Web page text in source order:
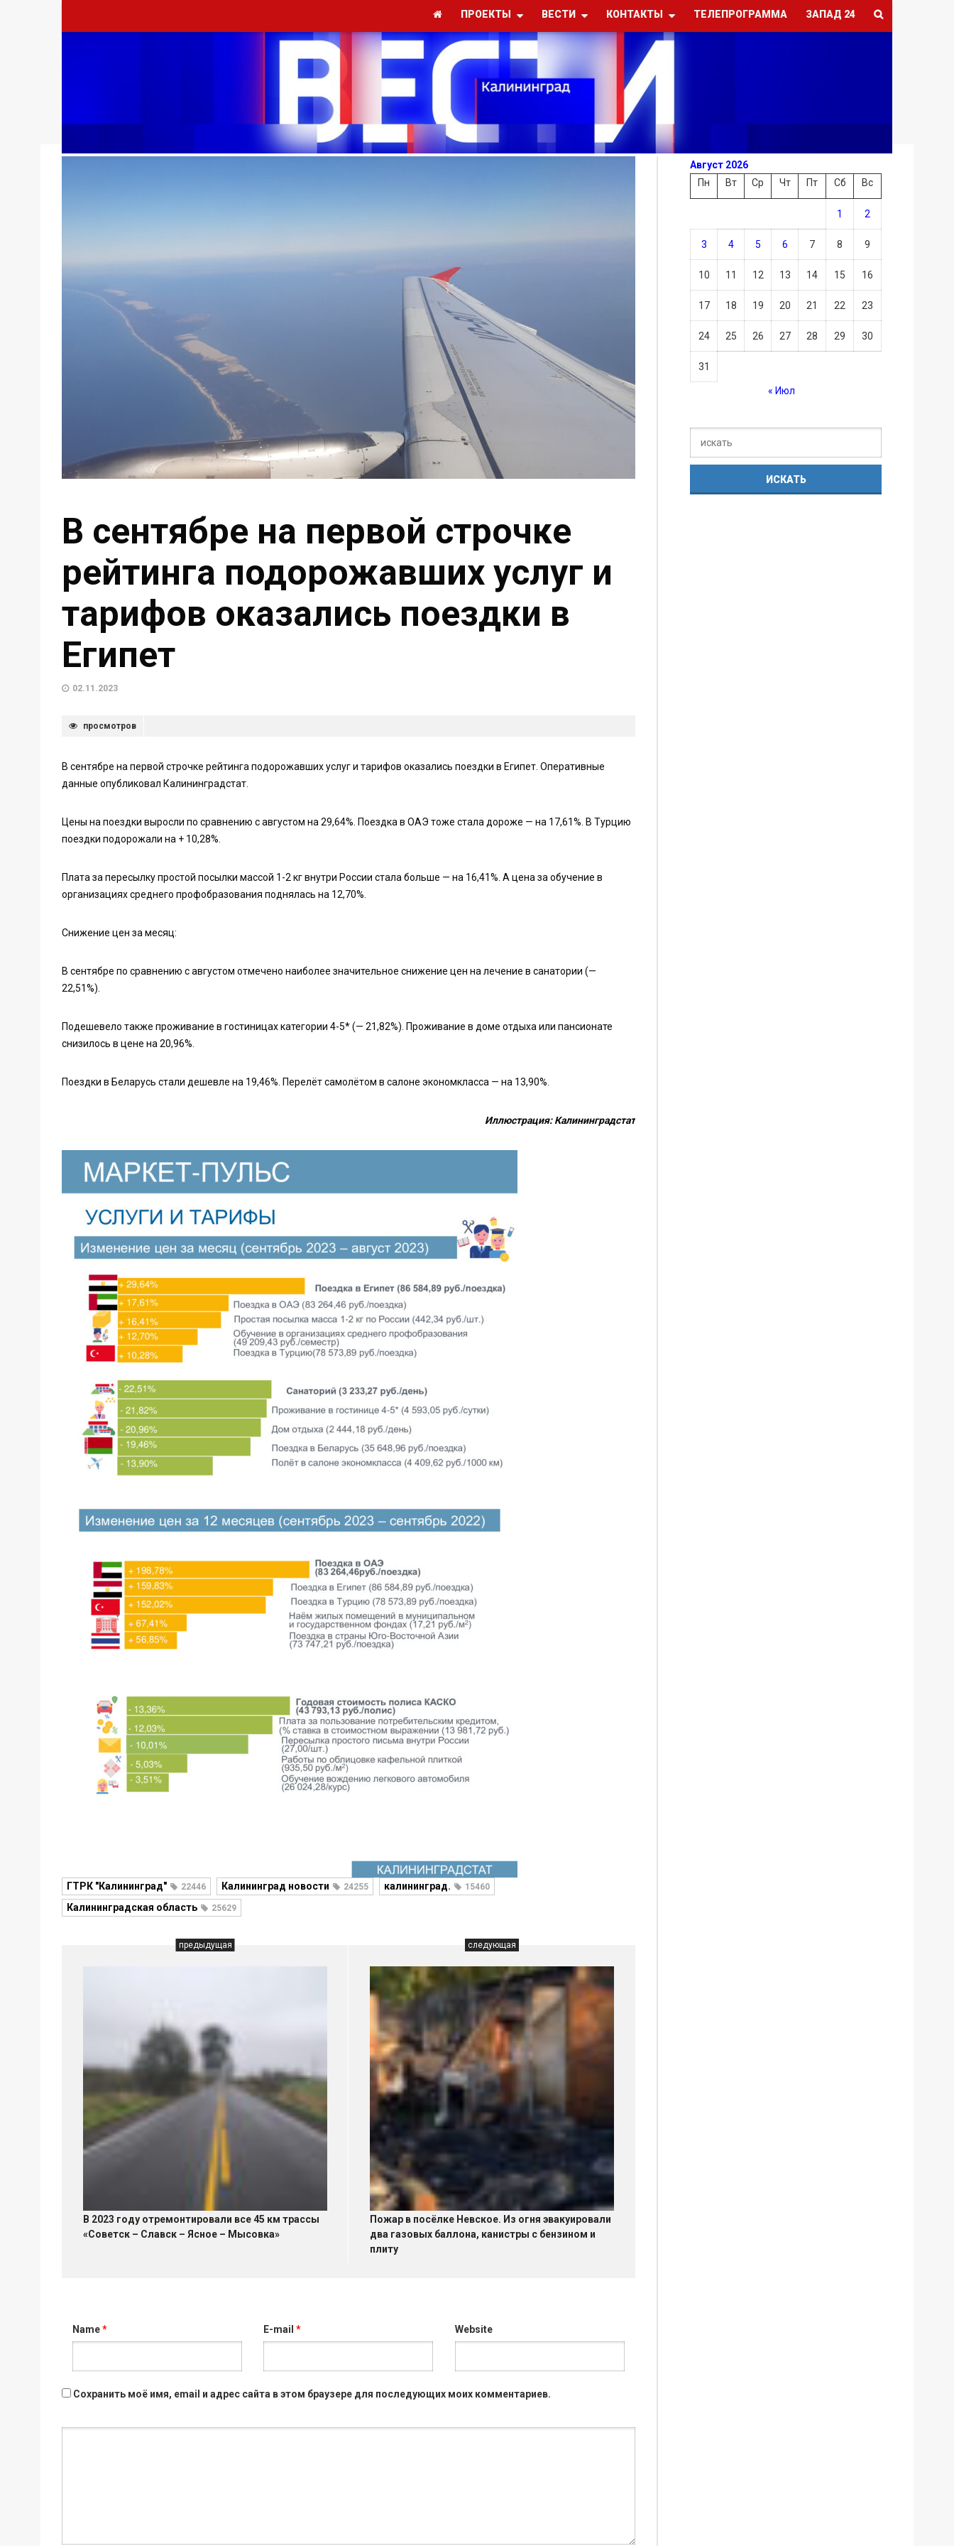
ПРОЕКТЫ ВЕСТИ КОНТАКТЫ ТЕЛЕПРОГРАММА ЗАПАД 24
В сентябре на первой строчке
рейтинга подорожавших услуг и
тарифов оказались поездки в
Египет
02.11.2023
просмотров
В сентябре на первой строчке рейтинга подорожавших услуг и тарифов оказались поездки в Египет. Оперативные
данные опубликовал Калининградстат.
Цены на поездки выросли по сравнению с августом на 29,64%. Поездка в ОАЭ тоже стала дороже — на 17,61%. В Турцию
поездки подорожали на + 10,28%.
Плата за пересылку простой посылки массой 1-2 кг внутри России стала больше — на 16,41%. А цена за обучение в
организациях среднего профобразования поднялась на 12,70%.
Снижение цен за месяц:
В сентябре по сравнению с августом отмечено наиболее значительное снижение цен на лечение в санатории (—
22,51%).
Подешевело также проживание в гостиницах категории 4-5* (— 21,82%). Проживание в доме отдыха или пансионате
снизилось в цене на 20,96%.
Поездки в Беларусь стали дешевле на 19,46%. Перелёт самолётом в салоне экономкласса — на 13,90%.
Иллюстрация: Калининградстат
ГТРК "Калининград" 22446 Калининград новости 24255 калининград. 15460
Калининградская область 25629
предыдущая
В 2023 году отремонтировали все 45 км трассы
«Советск – Славск – Ясное – Мысовка»
следующая
Пожар в посёлке Невское. Из огня эвакуировали
два газовых баллона, канистры с бензином и
плиту
Name* E-mail* Website
Сохранить моё имя, email и адрес сайта в этом браузере для последующих моих комментариев.
Август 2026
Пн
Вт Ср Чт Пт Сб Вс
1 2
3 4 5 6 7 8 9
10 11 12 13 14 15 16
17 18 19 20 21 22 23
24 25 26 27 28 29 30
31
« Июл